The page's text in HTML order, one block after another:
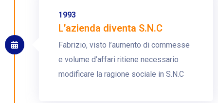
1993
L’azienda diventa S.N.C
Fabrizio, visto l’aumento di commesse
e volume d’affari ritiene necessario
modificare la ragione sociale in S.N.C